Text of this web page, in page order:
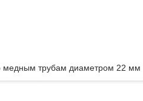
медным трубам диаметром 22